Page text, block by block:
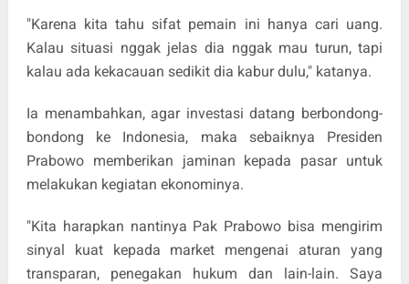
"Karena kita tahu sifat pemain ini hanya cari uang.
Kalau situasi nggak jelas dia nggak mau turun, tapi
kalau ada kekacauan sedikit dia kabur dulu," katanya.
Ia menambahkan, agar investasi datang berbondong-
bondong ke Indonesia, maka sebaiknya Presiden
Prabowo memberikan jaminan kepada pasar untuk
melakukan kegiatan ekonominya.
"Kita harapkan nantinya Pak Prabowo bisa mengirim
sinyal kuat kepada market mengenai aturan yang
transparan, penegakan hukum dan lain-lain. Saya